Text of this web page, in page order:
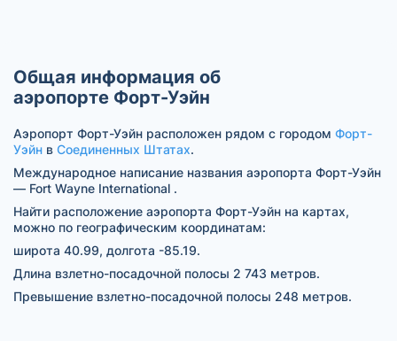
Общая информация об
аэропорте Форт-Уэйн
Аэропорт Форт-Уэйн расположен рядом с городом Форт-
Уэйн в Соединенных Штатах.
Международное написание названия аэропорта Форт-Уэйн
— Fort Wayne International .
Найти расположение аэропорта Форт-Уэйн на картах,
можно по географическим координатам:
широта 40.99, долгота -85.19.
Длина взлетно-посадочной полосы 2 743 метров.
Превышение взлетно-посадочной полосы 248 метров.